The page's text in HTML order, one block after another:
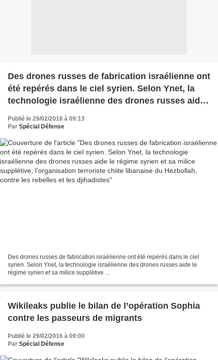
Des drones russes de fabrication israélienne ont
été repérés dans le ciel syrien. Selon Ynet, la
technologie israélienne des drones russes aide
l’organisation terroriste chiite libanaise du
Publié le 29/02/2016 à 09:13
Par Spécial Défense
Des drones russes de fabrication israélienne ont été repérés dans le ciel
syrien. Selon Ynet, la technologie israélienne des drones russes aide le
régime syrien et sa milice supplétive ...
Wikileaks publie le bilan de l’opération Sophia
contre les passeurs de migrants
Publié le 29/02/2016 à 09:00
Par Spécial Défense